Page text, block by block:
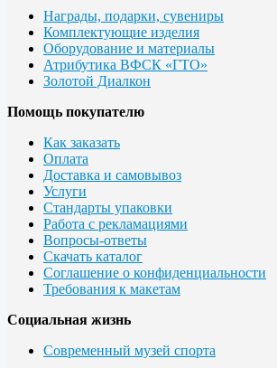
Награды, подарки, сувениры
Комплектующие изделия
Оборудование и материалы
Атрибутика ВФСК «ГТО»
Золотой Диалкон
Помощь покупателю
Как заказать
Оплата
Доставка и самовывоз
Услуги
Стандарты упаковки
Работа с рекламациями
Вопросы-ответы
Скачать каталог
Соглашение о конфиденциальности
Требования к макетам
Социальная жизнь
Современный музей спорта